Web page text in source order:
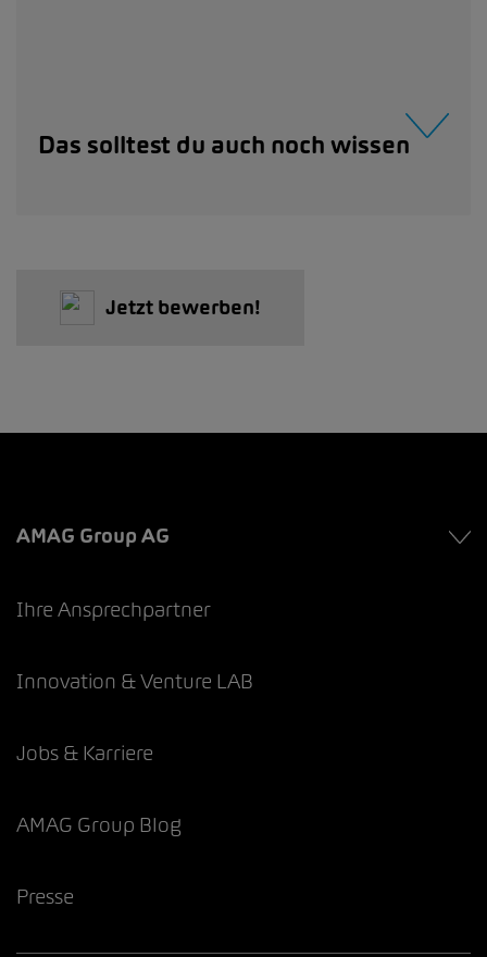
Das solltest du auch noch wissen
Jetzt bewerben!
AMAG Group AG
Ihre Ansprechpartner
Innovation & Venture LAB
Jobs & Karriere
AMAG Group Blog
Presse